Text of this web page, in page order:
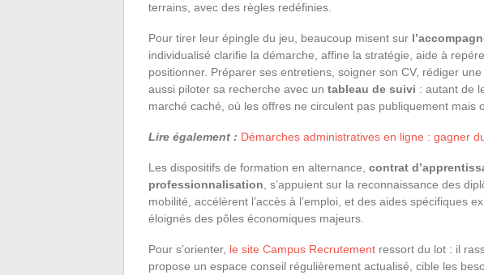
terrains, avec des règles redéfinies.
Pour tirer leur épingle du jeu, beaucoup misent sur
individualisé clarifie la démarche, affine la stratégie, aide à
positionner. Préparer ses entretiens, soigner son CV, rédiger
aussi piloter sa recherche avec un tableau de suivi : autant de
marché caché, où les offres ne circulent pas publiquement mais
Lire également : Démarches administratives en ligne : gagner
Les dispositifs de formation en alternance, contrat
professionnalisation , s’appuient sur la reconnaissance des
mobilité, accélèrent l’accès à l’emploi, et des aides spécifiques
éloignés des pôles économiques majeurs.
Pour s’orienter, le site Campus Recrutement ressort du lot : il
propose un espace conseil régulièrement actualisé, cible les